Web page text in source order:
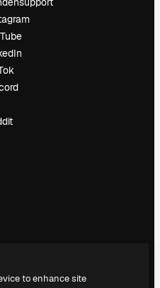
to enhance site